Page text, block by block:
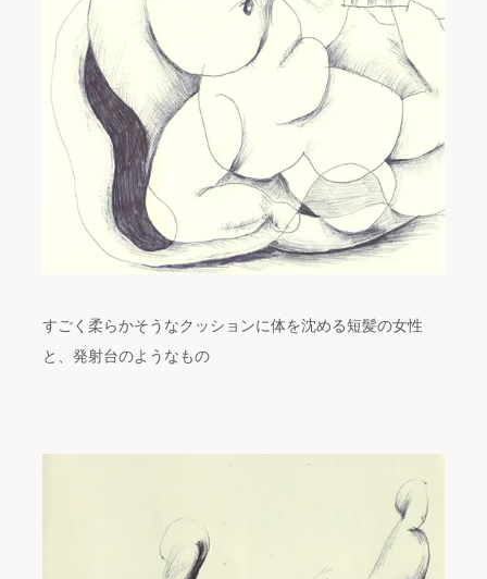
すごく柔らかそうなクッションに体を沈める短髪の女性
と、発射台のようなもの